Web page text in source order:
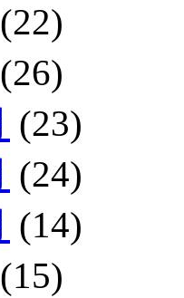
(22)
(26)
(23)
(24)
(14)
(15)